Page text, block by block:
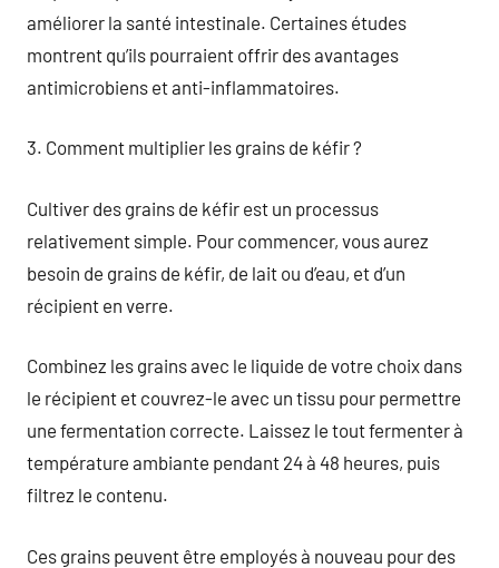
améliorer la santé intestinale. Certaines études
montrent qu’ils pourraient offrir des avantages
antimicrobiens et anti-inflammatoires.
3. Comment multiplier les grains de kéfir ?
Cultiver des grains de kéfir est un processus
relativement simple. Pour commencer, vous aurez
besoin de grains de kéfir, de lait ou d’eau, et d’un
récipient en verre.
Combinez les grains avec le liquide de votre choix dans
le récipient et couvrez-le avec un tissu pour permettre
une fermentation correcte. Laissez le tout fermenter à
température ambiante pendant 24 à 48 heures, puis
filtrez le contenu.
Ces grains peuvent être employés à nouveau pour des